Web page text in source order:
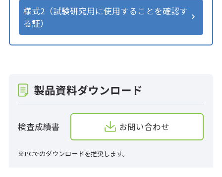
様式2（試験研究用に使用することを確認す
る証）
製品資料ダウンロード
検査成績書 お問い合わせ
※PCでのダウンロードを推奨します。